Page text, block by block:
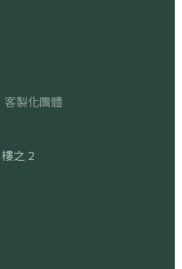
製化團體
之 2